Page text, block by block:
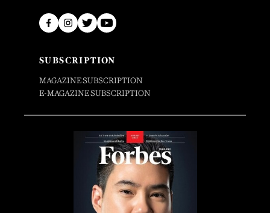
SUBSCRIPTION
MAGAZINE SUBSCRIPTION
E-MAGAZINE SUBSCRIPTION